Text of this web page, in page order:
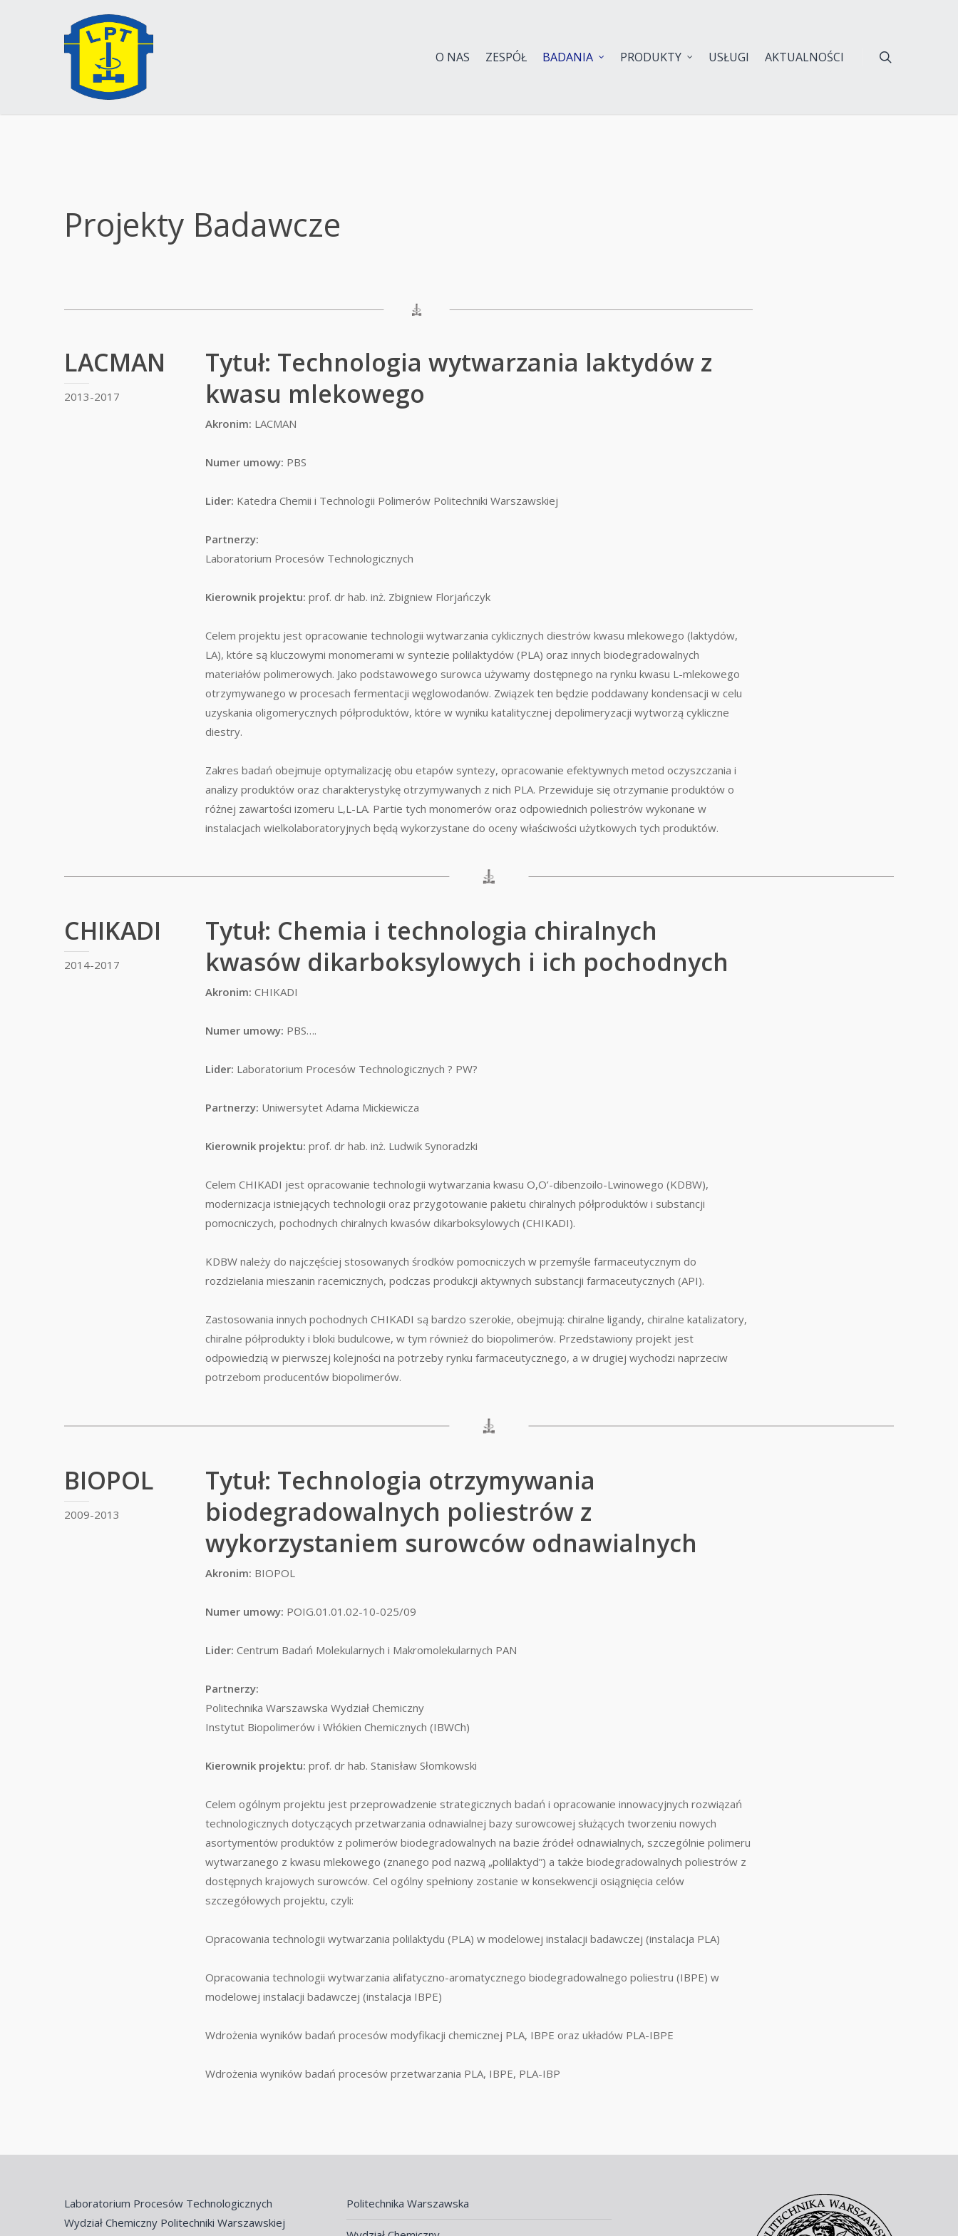
O NAS ZESPÓŁ BADANIA PRODUKTY USŁUGI AKTUALNOŚCI
Projekty Badawcze
LACMAN
2013-2017
Tytuł: Technologia wytwarzania laktydów z
kwasu mlekowego
Akronim: LACMAN
Numer umowy: PBS
Lider: Katedra Chemii i Technologii Polimerów Politechniki Warszawskiej
Partnerzy:
Laboratorium Procesów Technologicznych
Kierownik projektu: prof. dr hab. inż. Zbigniew Florjańczyk
Celem projektu jest opracowanie technologii wytwarzania cyklicznych diestrów kwasu mlekowego (laktydów,
LA), które są kluczowymi monomerami w syntezie polilaktydów (PLA) oraz innych biodegradowalnych
materiałów polimerowych. Jako podstawowego surowca używamy dostępnego na rynku kwasu L-mlekowego
otrzymywanego w procesach fermentacji węglowodanów. Związek ten będzie poddawany kondensacji w celu
uzyskania oligomerycznych półproduktów, które w wyniku katalitycznej depolimeryzacji wytworzą cykliczne
diestry.
Zakres badań obejmuje optymalizację obu etapów syntezy, opracowanie efektywnych metod oczyszczania i
analizy produktów oraz charakterystykę otrzymywanych z nich PLA. Przewiduje się otrzymanie produktów o
różnej zawartości izomeru L,L-LA. Partie tych monomerów oraz odpowiednich poliestrów wykonane w
instalacjach wielkolaboratoryjnych będą wykorzystane do oceny właściwości użytkowych tych produktów.
CHIKADI
2014-2017
Tytuł: Chemia i technologia chiralnych
kwasów dikarboksylowych i ich pochodnych
Akronim: CHIKADI
Numer umowy: PBS….
Lider: Laboratorium Procesów Technologicznych ? PW?
Partnerzy: Uniwersytet Adama Mickiewicza
Kierownik projektu: prof. dr hab. inż. Ludwik Synoradzki
Celem CHIKADI jest opracowanie technologii wytwarzania kwasu O,O’-dibenzoilo-Lwinowego (KDBW),
modernizacja istniejących technologii oraz przygotowanie pakietu chiralnych półproduktów i substancji
pomocniczych, pochodnych chiralnych kwasów dikarboksylowych (CHIKADI).
KDBW należy do najczęściej stosowanych środków pomocniczych w przemyśle farmaceutycznym do
rozdzielania mieszanin racemicznych, podczas produkcji aktywnych substancji farmaceutycznych (API).
Zastosowania innych pochodnych CHIKADI są bardzo szerokie, obejmują: chiralne ligandy, chiralne katalizatory,
chiralne półprodukty i bloki budulcowe, w tym również do biopolimerów. Przedstawiony projekt jest
odpowiedzią w pierwszej kolejności na potrzeby rynku farmaceutycznego, a w drugiej wychodzi naprzeciw
potrzebom producentów biopolimerów.
BIOPOL
2009-2013
Tytuł: Technologia otrzymywania
biodegradowalnych poliestrów z
wykorzystaniem surowców odnawialnych
Akronim: BIOPOL
Numer umowy: POIG.01.01.02-10-025/09
Lider: Centrum Badań Molekularnych i Makromolekularnych PAN
Partnerzy:
Politechnika Warszawska Wydział Chemiczny
Instytut Biopolimerów i Włókien Chemicznych (IBWCh)
Kierownik projektu: prof. dr hab. Stanisław Słomkowski
Celem ogólnym projektu jest przeprowadzenie strategicznych badań i opracowanie innowacyjnych rozwiązań
technologicznych dotyczących przetwarzania odnawialnej bazy surowcowej służących tworzeniu nowych
asortymentów produktów z polimerów biodegradowalnych na bazie źródeł odnawialnych, szczególnie polimeru
wytwarzanego z kwasu mlekowego (znanego pod nazwą „polilaktyd”) a także biodegradowalnych poliestrów z
dostępnych krajowych surowców. Cel ogólny spełniony zostanie w konsekwencji osiągnięcia celów
szczegółowych projektu, czyli:
Opracowania technologii wytwarzania polilaktydu (PLA) w modelowej instalacji badawczej (instalacja PLA)
Opracowania technologii wytwarzania alifatyczno-aromatycznego biodegradowalnego poliestru (IBPE) w
modelowej instalacji badawczej (instalacja IBPE)
Wdrożenia wyników badań procesów modyfikacji chemicznej PLA, IBPE oraz układów PLA-IBPE
Wdrożenia wyników badań procesów przetwarzania PLA, IBPE, PLA-IBP
Laboratorium Procesów Technologicznych
Wydział Chemiczny Politechniki Warszawskiej
Politechnika Warszawska